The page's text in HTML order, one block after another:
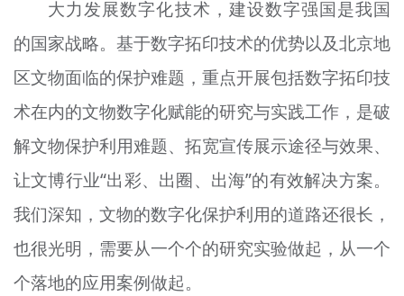
大力发展数字化技术，建设数字强国是我国
的国家战略。基于数字拓印技术的优势以及北京地
区文物面临的保护难题，重点开展包括数字拓印技
术在内的文物数字化赋能的研究与实践工作，是破
解文物保护利用难题、拓宽宣传展示途径与效果、
让文博行业“出彩、出圈、出海”的有效解决方案。
我们深知，文物的数字化保护利用的道路还很长，
也很光明，需要从一个个的研究实验做起，从一个
个落地的应用案例做起。